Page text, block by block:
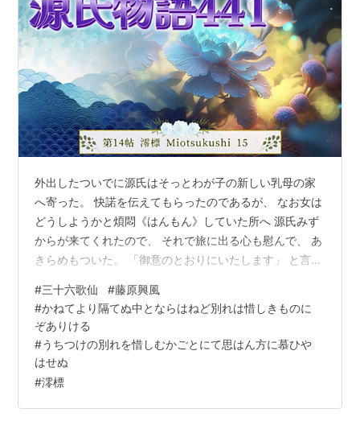
外出したついでに源氏はそっとわが子の新しい乳母の家
へ寄った。 快諾を伝えてもらったのであるが、 なお女は
どうしようかと煩悶《はんもん》していた所へ 源氏みず
からが来てくれたので、 それで旅に出る心も慰んで、 あ
きらめもついた。 「御意のとおりにいたします」 と言っ
とに源氏はした。 「同情がないようだけれど、 私は将来
に特別な考えもある子なのだからね、 それに私も経験し
て来た土地の生活だから、 そう思ってまあ初めだけしば
らく我慢をすれば馴れてしまうよ」 と源氏は明石の入道
家のことをくわしく話して聞かせた。 母といっしょに父
#三十六歌仙 #藤原興風
#かねてより隔てぬ中とならはねど別れは惜しきものに
ぞありける
#うちつけの別れを惜しむかごとにて思はん方に慕ひや
はせぬ
#澪標